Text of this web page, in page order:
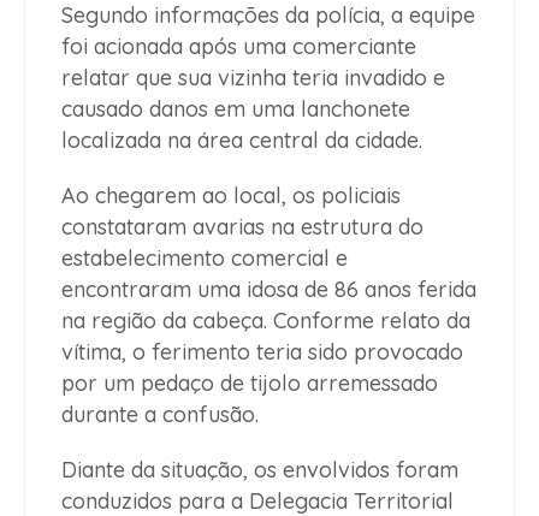
Segundo informações da polícia, a equipe
foi acionada após uma comerciante
relatar que sua vizinha teria invadido e
causado danos em uma lanchonete
localizada na área central da cidade.
Ao chegarem ao local, os policiais
constataram avarias na estrutura do
estabelecimento comercial e
encontraram uma idosa de 86 anos ferida
na região da cabeça. Conforme relato da
vítima, o ferimento teria sido provocado
por um pedaço de tijolo arremessado
durante a confusão.
Diante da situação, os envolvidos foram
conduzidos para a Delegacia Territorial